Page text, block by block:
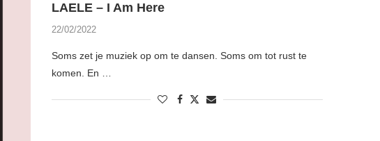
LAELE – I Am Here
22/02/2022
Soms zet je muziek op om te dansen. Soms om tot rust te
komen. En …